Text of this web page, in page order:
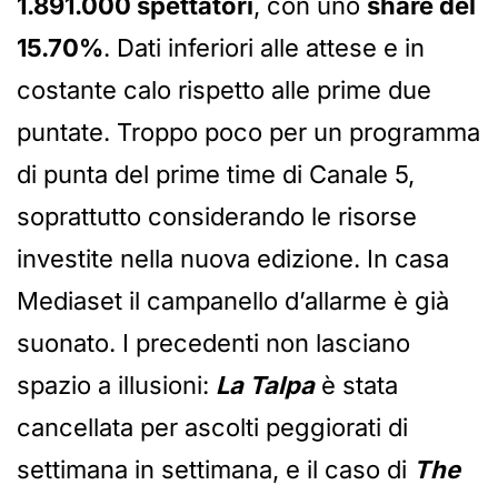
1.891.000 spettatori, con uno share del
15.70%. Dati inferiori alle attese e in
costante calo rispetto alle prime due
puntate. Troppo poco per un programma
di punta del prime time di Canale 5,
soprattutto considerando le risorse
investite nella nuova edizione. In casa
Mediaset il campanello d’allarme è già
suonato. I precedenti non lasciano
spazio a illusioni: La Talpaè stata
cancellata per ascolti peggiorati di
settimana in settimana, e il caso di The